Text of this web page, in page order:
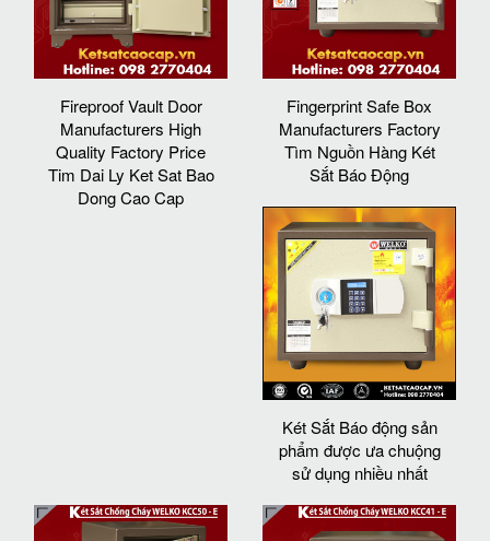
Fireproof Vault Door
Manufacturers High
Quality Factory Price
Tim Dai Ly Ket Sat Bao
Dong Cao Cap
Fingerprint Safe Box
Manufacturers Factory
Tìm Nguồn Hàng Két
Sắt Báo Động
Két Sắt Báo động sản
phẩm được ưa chuộng
sử dụng nhiều nhất